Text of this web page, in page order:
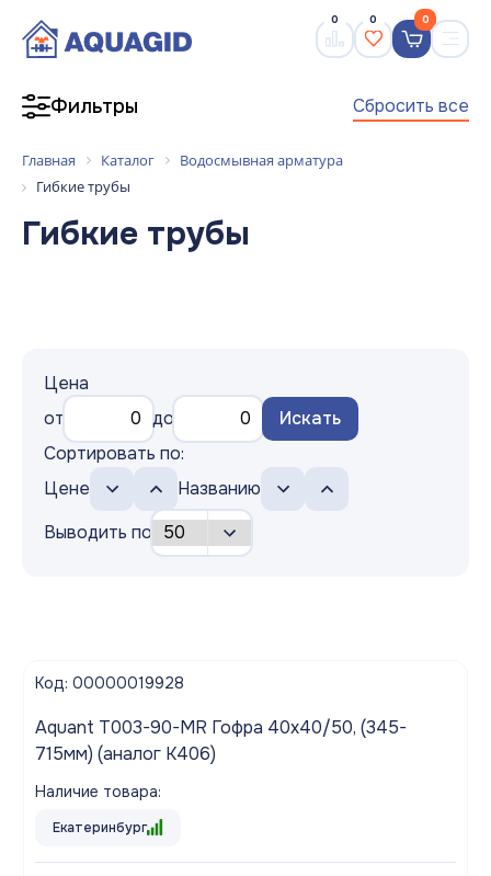
0 0 0
Фильтры Сбросить все
Главная Каталог
Водосмывная арматура
Гибкие трубы
Гибкие трубы
Цена
от
до
Искать
Сортировать по:
Цене
Названию
Выводить по
Код: 00000019928
Aquant T003-90-MR Гофра 40х40/50, (345-
715мм) (аналог K406)
Наличие товара:
Екатеринбург